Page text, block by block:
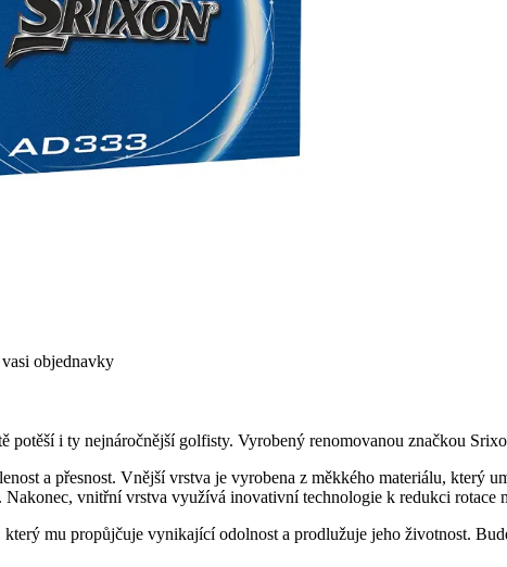
objednavky
i ty nejnáročnější golfisty. Vyrobený renomovanou značkou
a přesnost. Vnější vrstva je vyrobena z měkkého materiálu, který
vnitřní vrstva využívá inovativní technologie k redukci rotace
mu propůjčuje vynikající odolnost a prodlužuje jeho životnost.